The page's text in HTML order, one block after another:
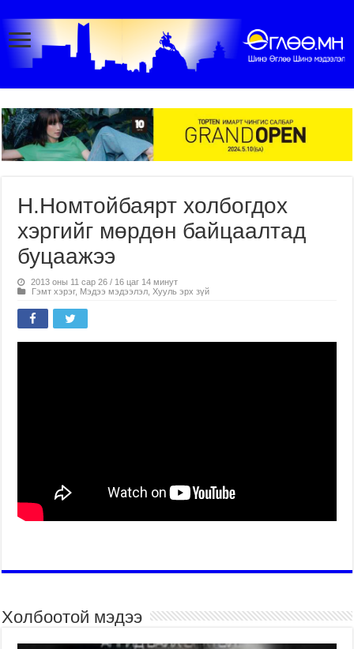
Н.Номтойбаярт холбогдох
хэргийг мөрдөн байцаалтад
буцаажээ
2013 оны 11 сар 26 / 16 цаг 14 минут
Гэмт хэрэг, Мэдээ мэдээлэл ,Хууль эрх зүй
Холбоотой мэдээ